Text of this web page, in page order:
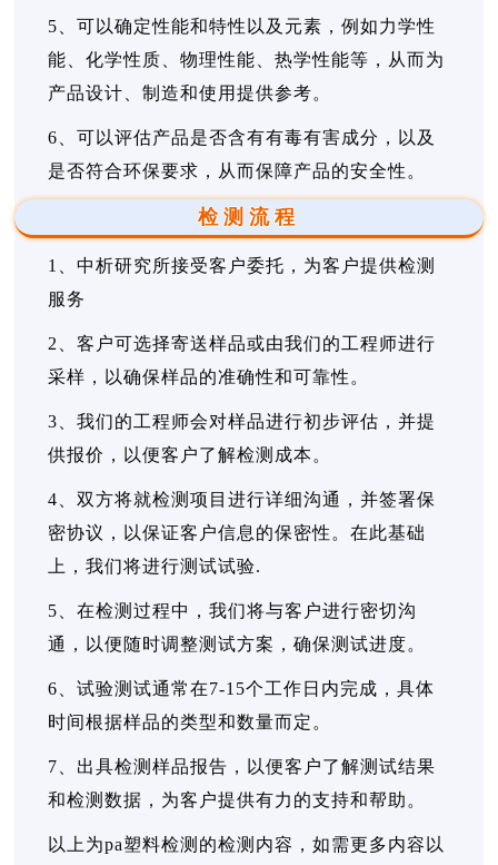
5、可以确定性能和特性以及元素，例如力学性
能、化学性质、物理性能、热学性能等，从而为
产品设计、制造和使用提供参考。
6、可以评估产品是否含有有毒有害成分，以及
是否符合环保要求，从而保障产品的安全性。
检测流程
1、中析研究所接受客户委托，为客户提供检测
服务
2、客户可选择寄送样品或由我们的工程师进行
采样，以确保样品的准确性和可靠性。
3、我们的工程师会对样品进行初步评估，并提
供报价，以便客户了解检测成本。
4、双方将就检测项目进行详细沟通，并签署保
密协议，以保证客户信息的保密性。在此基础
上，我们将进行测试试验.
5、在检测过程中，我们将与客户进行密切沟
通，以便随时调整测试方案，确保测试进度。
6、试验测试通常在7-15个工作日内完成，具体
时间根据样品的类型和数量而定。
7、出具检测样品报告，以便客户了解测试结果
和检测数据，为客户提供有力的支持和帮助。
以上为pa塑料检测的检测内容，如需更多内容以